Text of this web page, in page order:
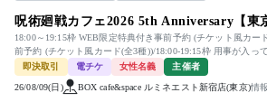
呪術廻戦カフェ2026 5th Anniversary【東
18:00～19:15枠 WEB限定特典付き事前予約 (チケット風カー
前予約 (チケット風カード(全3種))/
即決取引
電チケ 女性名義 主催者
26/08/09(日) BOX cafe&space ルミネエスト新宿店(東京)情